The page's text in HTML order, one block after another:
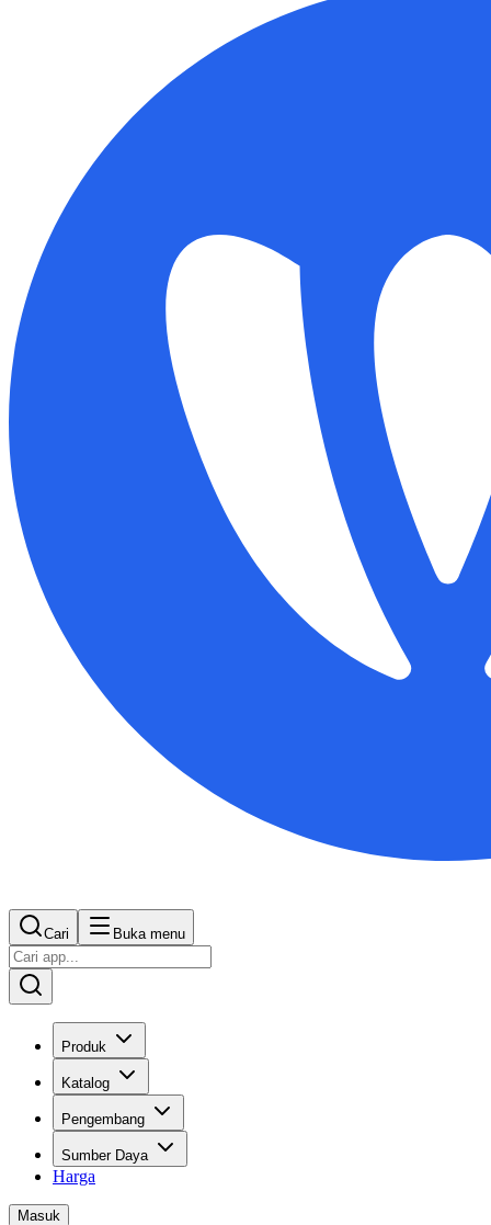
Cari Buka menu
Produk
Katalog
Pengembang
Sumber Daya
Harga
Masuk